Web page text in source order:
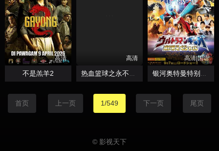
高清
不是羔羊2
高清 高清|国语
首页 上一页 1/549 下一页 尾页
© 影视天下